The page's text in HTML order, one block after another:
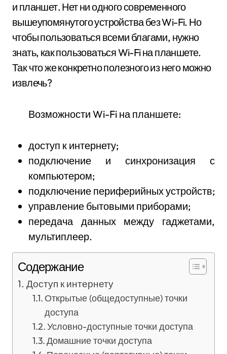
и планшет. Нет ни одного современного
вышеупомянутого устройства без Wi-Fi. Но
чтобы пользоваться всеми благами, нужно
знать, как пользоваться Wi-Fi на планшете.
Так что же конкретно полезного из него можно
извлечь?
Возможности Wi-Fi на планшете:
доступ к интернету;
подключение и синхронизация с
компьютером;
подключение периферийных устройств;
управление бытовыми приборами;
передача данных между гаджетами,
мультиплеер.
Содержание
Доступ к интернету
Открытые (общедоступные) точки
доступа
Условно-доступные точки доступа
Домашние точки доступа